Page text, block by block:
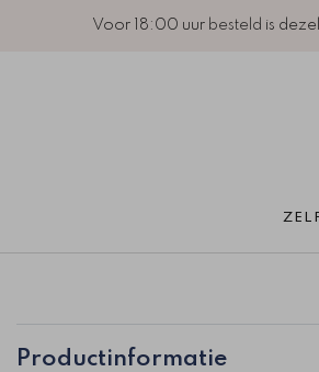
Voor 18:00 uur besteld is
Productinformatie